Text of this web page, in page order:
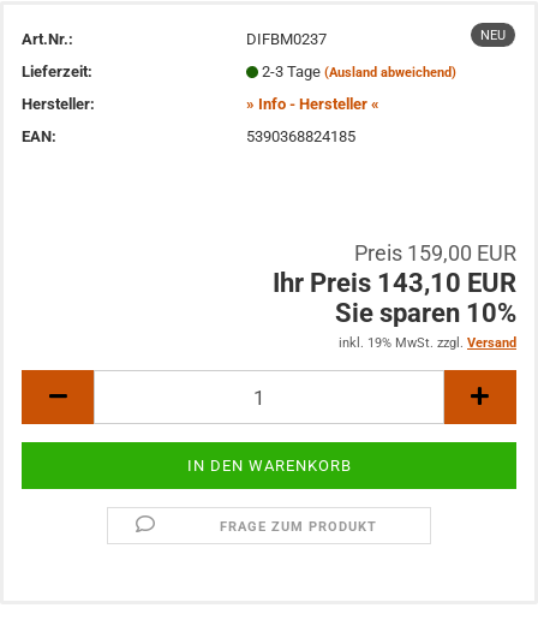
NEU
Art.Nr.:
DIFBM0237
Lieferzeit:
2-3 Tage (Ausland abweichend)
Hersteller:
» Info - Hersteller «
EAN:
5390368824185
Preis 159,00 EUR
Ihr Preis 143,10 EUR
Sie sparen 10%
inkl. 19% MwSt. zzgl. Versand
FRAGE ZUM PRODUKT